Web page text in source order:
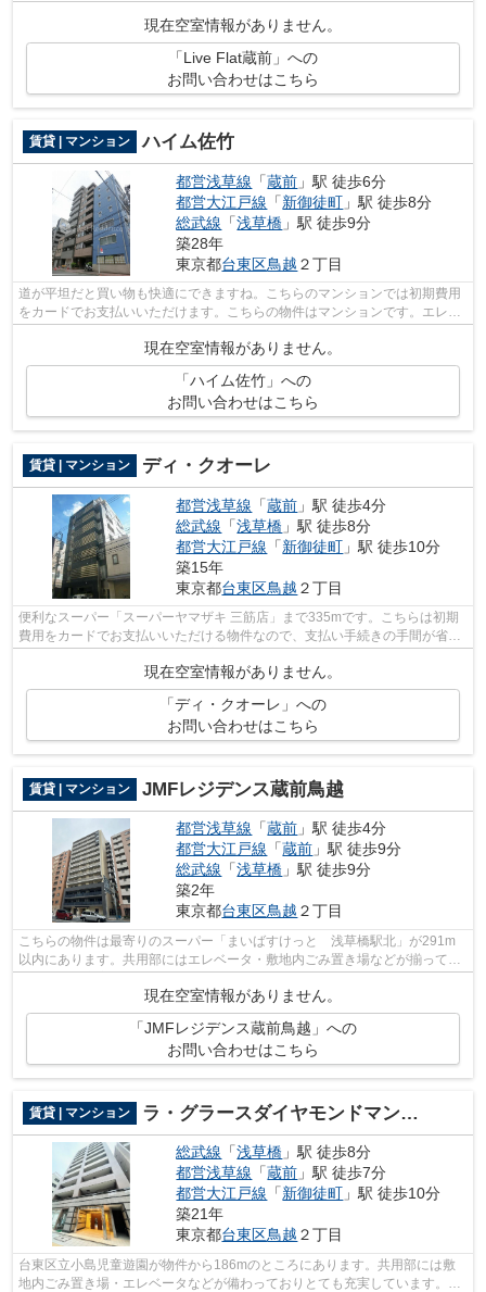
す。こちらの物件はマンションです。...
現在空室情報がありません。
「Live Flat蔵前」への
お問い合わせはこちら
賃貸 | マンション ハイム佐竹
都営浅草線 「蔵前 」駅 徒歩6分
都営大江戸線 「新御徒町 」駅 徒歩8分
総武線 「浅草橋 」駅 徒歩9分
築28年
東京都台東区鳥越 ２丁目
道が平坦だと買い物も快適にできますね。こちらのマンションでは初期費用
をカードでお支払いいただけます。こちらの物件はマンションです。エレベ
現在空室情報がありません。
「ハイム佐竹」への
お問い合わせはこちら
賃貸 | マンション ディ・クオーレ
都営浅草線 「蔵前 」駅 徒歩4分
総武線 「浅草橋 」駅 徒歩8分
都営大江戸線 「新御徒町 」駅 徒歩10分
築15年
東京都台東区鳥越 ２丁目
便利なスーパー「スーパーヤマザキ 三筋店」まで335mです。こちらは初期
費用をカードでお支払いいただける物件なので、支払い手続きの手間が省け
現在空室情報がありません。
「ディ・クオーレ」への
お問い合わせはこちら
賃貸 | マンション JMFレジデンス蔵前鳥越
都営浅草線 「蔵前 」駅 徒歩4分
都営大江戸線 「蔵前 」駅 徒歩9分
総武線 「浅草橋 」駅 徒歩9分
築2年
東京都台東区鳥越 ２丁目
こちらの物件は最寄りのスーパー「まいばすけっと 浅草橋駅北」が291m
以内にあります。共用部にはエレベータ・敷地内ごみ置き場などが揃ってお
現在空室情報がありません。
「JMFレジデンス蔵前鳥越」への
お問い合わせはこちら
賃貸 | マンション ラ・グラースダイヤモンドマンション鳥越
総武線 「浅草橋 」駅 徒歩8分
都営浅草線 「蔵前 」駅 徒歩7分
都営大江戸線 「新御徒町 」駅 徒歩10分
築21年
東京都台東区鳥越 ２丁目
台東区立小島児童遊園が物件から186mのところにあります。共用部には敷
地内ごみ置き場・エレベータなどが備わっておりとても充実しています。高